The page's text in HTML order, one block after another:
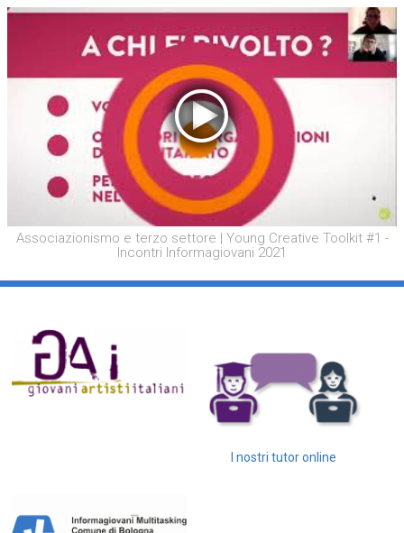
Associazionismo e terzo settore | Young Creative Toolkit #1 -
Incontri Informagiovani 2021
I nostri tutor online